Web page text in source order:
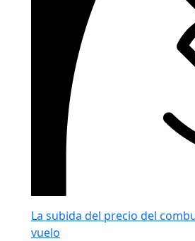
La subida del precio del
vuelo